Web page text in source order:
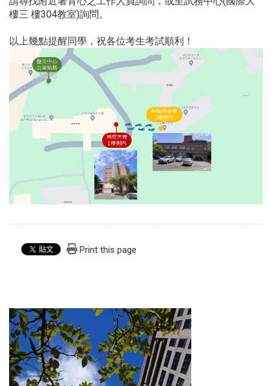
樓三 樓304教室)詢問。
以上幾點提醒同學，祝各位考生考試順利！
Print this page